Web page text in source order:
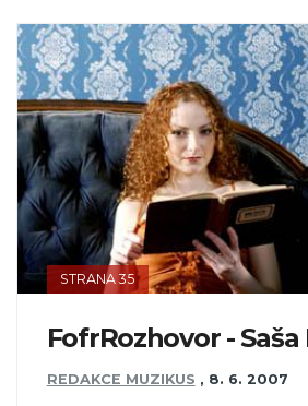
STRANA 35
FofrRozhovor -
REDAKCE MUZIKUS , 8. 6. 2007